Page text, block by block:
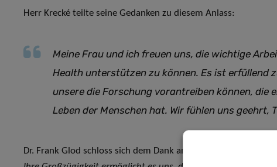
Herr Krecké teilte seine Gedanken zu diesem Anlass:
Meine Frau und ich freuen uns, die wichtige
Health unterstützen zu können. Es ist erfüllend
unsere die Forschung vorantreiben können, die
Leben der Menschen hat. Wir fühlen uns geehrt,
Dr. Frank Glod schloss sich dem Dank an: „
Wir sind Herrn